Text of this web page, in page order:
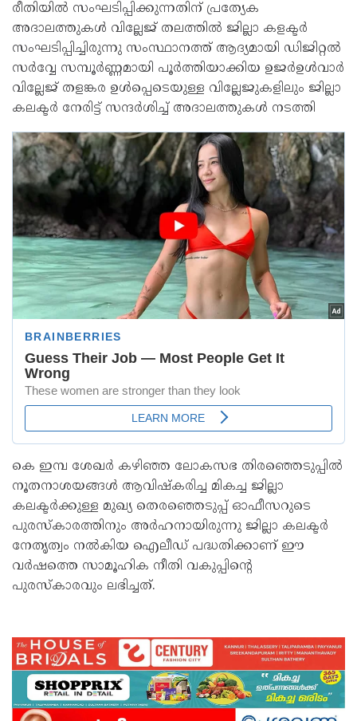
രീതിയിൽ സംഘടിപ്പിക്കുന്നതിന് പ്രത്യേക
അദാലത്തുകൾ വില്ലേജ് തലത്തിൽ ജില്ലാ കളക്ടർ
സംഘടിപ്പിച്ചിരുന്നു സംസ്ഥാനത്ത് ആദ്യമായി ഡിജിറ്റൽ
സർവ്വേ സമ്പൂർണ്ണമായി പൂർത്തിയാക്കിയ ഉജർഉൾവാർ
വില്ലേജ് തളങ്കര ഉൾപ്പെടെയുള്ള വില്ലേജുകളിലും ജില്ലാ
കലക്ടർ നേരിട്ട് സന്ദർശിച്ച് അദാലത്തുകൾ നടത്തി
കെ ഇമ്പ ശേഖർ കഴിഞ്ഞ ലോകസഭ തിരഞ്ഞെടുപ്പിൽ
നൂതനാശയങ്ങൾ ആവിഷ്കരിച്ച മികച്ച ജില്ലാ
കലക്ടർക്കുള്ള മുഖ്യ തെരഞ്ഞെടുപ്പ് ഓഫീസറുടെ
പുരസ്കാരത്തിനും അർഹനായിരുന്നു ജില്ലാ കലക്ടർ
നേതൃത്വം നൽകിയ ഐലീഡ് പദ്ധതിക്കാണ് ഈ
വർഷത്തെ സാമൂഹിക നീതി വകുപ്പിന്റെ
പുരസ്കാരവും ലഭിച്ചത്.